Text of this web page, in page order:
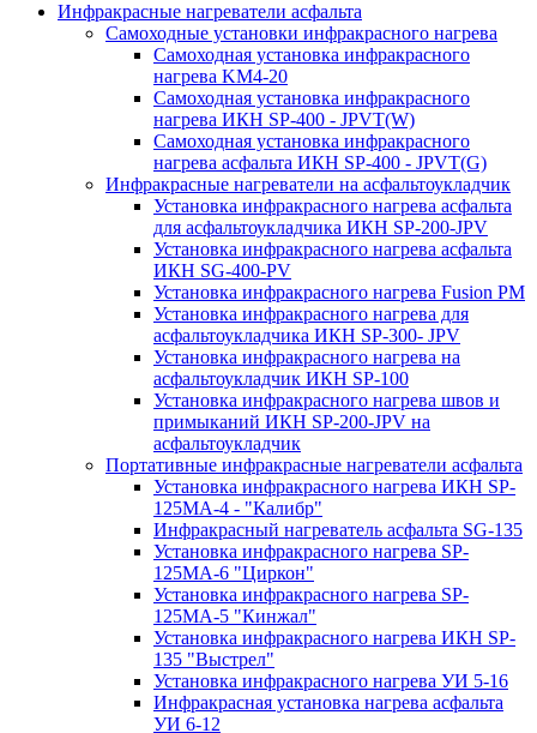
Инфракрасные нагреватели асфальта
Самоходные установки инфракрасного нагрева
Самоходная установка инфракрасного
нагрева KM4-20
Самоходная установка инфракрасного
нагрева ИКН SP-400 - JPVT(W)
Самоходная установка инфракрасного
нагрева асфальта ИКН SP-400 - JPVT(G)
Инфракрасные нагреватели на асфальтоукладчик
Установка инфракрасного нагрева асфальта
для асфальтоукладчика ИКН SP-200-JPV
Установка инфракрасного нагрева асфальта
ИКН SG-400-PV
Установка инфракрасного нагрева Fusion PM
Установка инфракрасного нагрева для
асфальтоукладчика ИКН SP-300- JPV
Установка инфракрасного нагрева на
асфальтоукладчик ИКН SP-100
Установка инфракрасного нагрева швов и
примыканий ИКН SP-200-JPV на
асфальтоукладчик
Портативные инфракрасные нагреватели асфальта
Установка инфракрасного нагрева ИКН SP-
125МA-4 - "Калибр"
Инфракрасный нагреватель асфальта SG-135
Установка инфракрасного нагрева SP-
125МA-6 "Циркон"
Установка инфракрасного нагрева SP-
125МA-5 "Кинжал"
Установка инфракрасного нагрева ИКН SP-
135 "Выстрел"
Установка инфракрасного нагрева УИ 5-16
Инфракрасная установка нагрева асфальта
УИ 6-12